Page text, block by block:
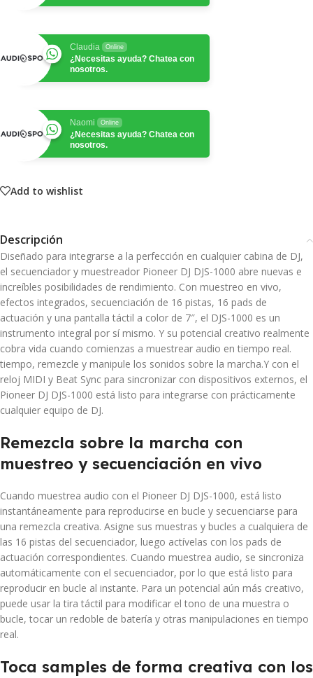
Claudia Online
¿Necesitas ayuda? Chatea con
nosotros.
Naomi Online
¿Necesitas ayuda? Chatea con
nosotros.
Add to wishlist
Descripción
Diseñado para integrarse a la perfección en cualquier cabina de DJ,
el secuenciador y muestreador Pioneer DJ DJS-1000 abre nuevas e
increíbles posibilidades de rendimiento. Con muestreo en vivo,
efectos integrados, secuenciación de 16 pistas, 16 pads de
actuación y una pantalla táctil a color de 7″, el DJS-1000 es un
instrumento integral por sí mismo. Y su potencial creativo realmente
cobra vida cuando comienzas a muestrear audio en tiempo real.
tiempo, remezcle y manipule los sonidos sobre la marcha.Y con el
reloj MIDI y Beat Sync para sincronizar con dispositivos externos, el
Pioneer DJ DJS-1000 está listo para integrarse con prácticamente
cualquier equipo de DJ.
Remezcla sobre la marcha con
muestreo y secuenciación en vivo
Cuando muestrea audio con el Pioneer DJ DJS-1000, está listo
instantáneamente para reproducirse en bucle y secuenciarse para
una remezcla creativa. Asigne sus muestras y bucles a cualquiera de
las 16 pistas del secuenciador, luego actívelas con los pads de
actuación correspondientes. Cuando muestrea audio, se sincroniza
automáticamente con el secuenciador, por lo que está listo para
reproducir en bucle al instante. Para un potencial aún más creativo,
puede usar la tira táctil para modificar el tono de una muestra o
bucle, tocar un redoble de batería y otras manipulaciones en tiempo
real.
Toca samples de forma creativa con los